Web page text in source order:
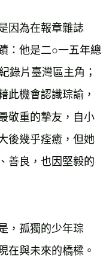
因為在報章雜誌
：他是二○一五年總
錄片臺灣區主角；
機會認識琮諭，
敬重的摯友，自小
後幾乎痊癒，但她
善良，也因堅毅的
，孤獨的少年琮
在與未來的橋樑。